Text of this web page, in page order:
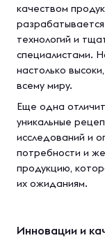
качеством
технологий и
специалистами.
настолько
всему миру.
Еще одна
уникальные
исследований и
потребности и
продукцию,
их ожиданиям.
Инновации и